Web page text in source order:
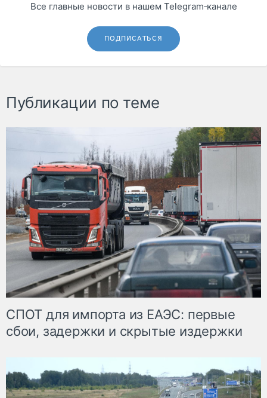
Все главные новости в нашем Telegram‑канале
ПОДПИСАТЬСЯ
Публикации по теме
СПОТ для импорта из ЕАЭС: первые
сбои, задержки и скрытые издержки